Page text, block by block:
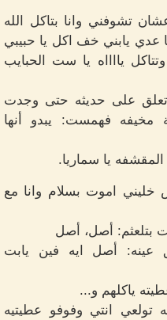
تشوفني وانا بتاكل الله
عدي يابني خف اكل يا حبيبي
يااااه يا ست الحبايب
تعلق على حديثه حتى وجدت
مخيفه فهمست: يبدو أنها
يا سماريا.
خليني اموت بسلام وانا مع
بتلعثم: أصل، أصل
أصل ايه فين يابت
ياكلهم و...
انتي وفوفو عطيتيه